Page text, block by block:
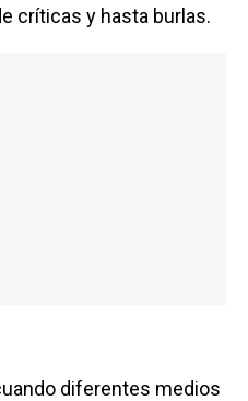
críticas y hasta burlas.
diferentes medios